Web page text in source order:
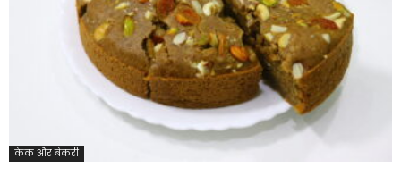
केक और बेकरी